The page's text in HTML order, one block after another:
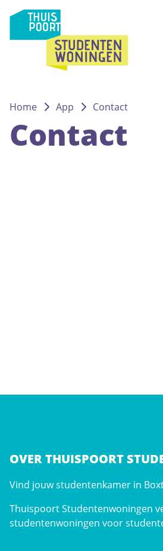
Home App Contact
Contact
OVER THUISPOORT
Vind jouw studentenkamer in
Thuispoort Studentenwoningen
studentenwoningen voor